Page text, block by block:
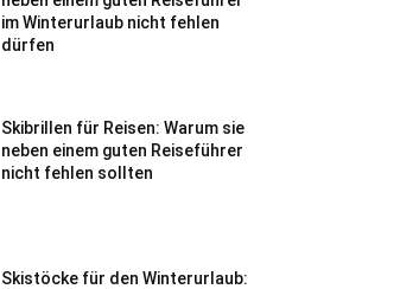
im Winterurlaub nicht fehlen
dürfen
Skibrillen für Reisen: Warum sie
neben einem guten Reiseführer
nicht fehlen sollten
Skistöcke für den Winterurlaub: